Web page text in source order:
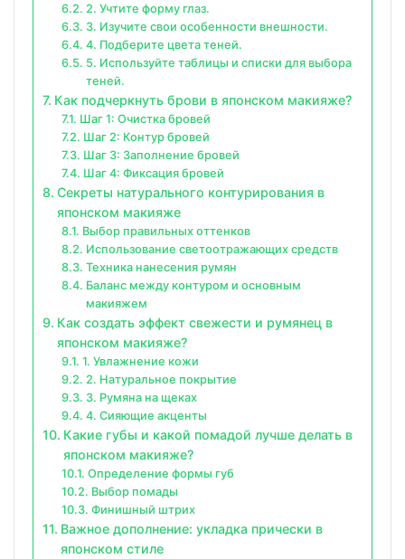
2. Учтите форму глаз.
3. Изучите свои особенности внешности.
4. Подберите цвета теней.
5. Используйте таблицы и списки для выбора
теней.
Как подчеркнуть брови в японском макияже?
Шаг 1: Очистка бровей
Шаг 2: Контур бровей
Шаг 3: Заполнение бровей
Шаг 4: Фиксация бровей
Секреты натурального контурирования в
японском макияже
Выбор правильных оттенков
Использование светоотражающих средств
Техника нанесения румян
Баланс между контуром и основным
макияжем
Как создать эффект свежести и румянец в
японском макияже?
1. Увлажнение кожи
2. Натуральное покрытие
3. Румяна на щеках
4. Сияющие акценты
Какие губы и какой помадой лучше делать в
японском макияже?
Определение формы губ
Выбор помады
Финишный штрих
Важное дополнение: укладка прически в
японском стиле